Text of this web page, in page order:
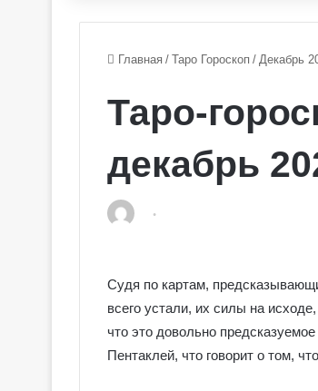
Главная / Таро Гороскоп / Декабрь
Таро-
декабрь
Судя по картам,
всего устали, их силы на
что это довольно
Пентаклей, что говорит о том,